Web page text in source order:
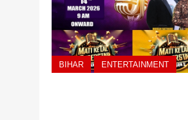
BIHAR ENTERTAINMENT